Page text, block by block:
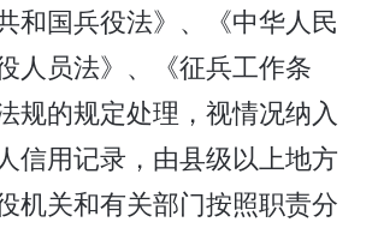
和国兵役法》、《中华人民
人员法》、《征兵工作条
规的规定处理，视情况纳入
信用记录，由县级以上地方
机关和有关部门按照职责分